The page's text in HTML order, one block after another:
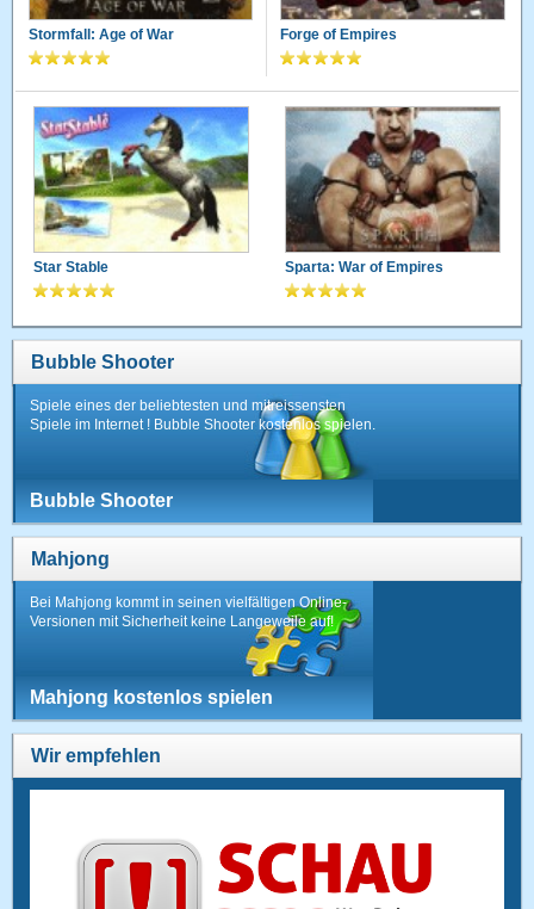
Stormfall: Age of War Forge of Empires
Star Stable Sparta: War of Empires
Bubble Shooter
Spiele eines der beliebtesten und mitreissensten
Spiele im Internet ! Bubble Shooter kostenlos spielen.
Bubble Shooter
Mahjong
Bei Mahjong kommt in seinen vielfältigen Online-
Versionen mit Sicherheit keine Langeweile auf!
Mahjong kostenlos spielen
Wir empfehlen